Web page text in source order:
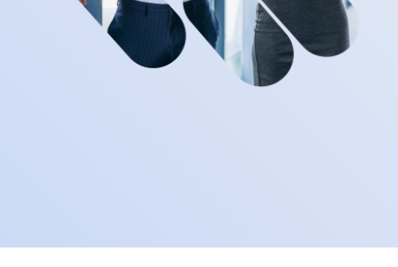
F&B
– platforma zakupowa świeżej żywności